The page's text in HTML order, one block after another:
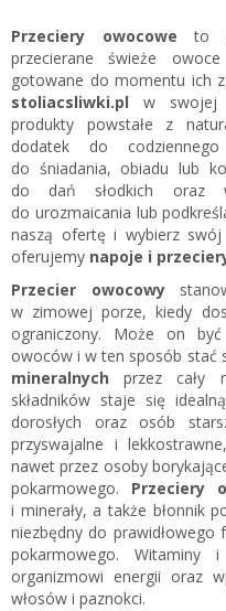
Przeciery owocowe to
przecierane świeże
gotowane do momentu ich
stoliacsliwki.pl w swojej
produkty powstałe z
dodatek do
do śniadania, obiadu lub
do dań słodkich oraz
do urozmaicania lub
naszą ofertę i wybierz swój
oferujemy napoje i
Przecier owocowy
w zimowej porze, kiedy
ograniczony. Może on
owoców i w ten sposób stać
mineralnych przez cały
składników staje się
dorosłych oraz osób
przyswajalne i
nawet przez osoby
pokarmowego. Przeciery
i minerały, a także błonnik
niezbędny do prawidłowego
pokarmowego. Witaminy
organizmowi energii oraz
włosów i paznokci.